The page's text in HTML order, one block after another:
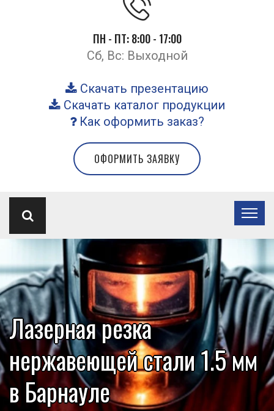
ПН - ПТ: 8:00 - 17:00
Сб, Вс: Выходной
Скачать презентацию
Скачать каталог продукции
Как оформить заказ?
ОФОРМИТЬ ЗАЯВКУ
Лазерная резка
нержавеющей стали 1.5 мм
в Барнауле